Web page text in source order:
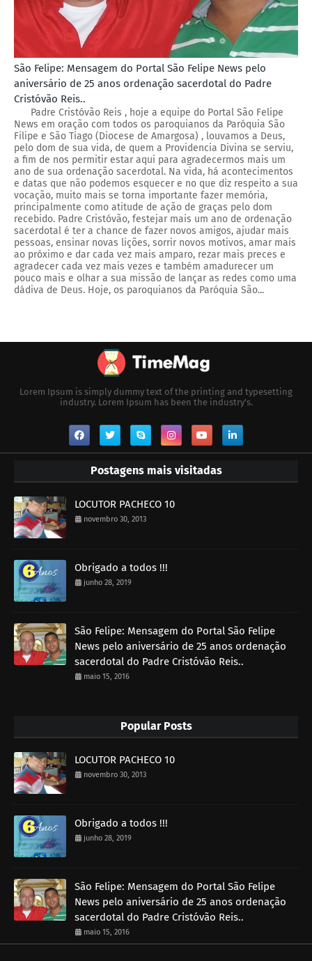
São Felipe: Mensagem do Portal São Felipe News pelo
aniversário de 25 anos ordenação sacerdotal do Padre
Cristóvão Reis..
Padre Cristóvão Reis , hoje a equipe do Portal São Felipe
News em oração com todos os paroquianos da Paróquia São
Filipe e São Tiago (Diocese de Amargosa) , louvamos a Deus,
pelo dom de sua vida, de quem a Providencia Divina se serviu,
a fim de nos permitir estar aqui para agradecermos mais um
ano de sua ordenação sacerdotal. Na vida, há acontecimentos
e datas que não podemos esquecer e no que diz respeito a sua
vocação, muito mais se torna importante fazer memória,
principalmente como atitude de ação de graças pelo dom
recebido. Padre Cristóvão, festejar mais um ano de ordenação
sacerdotal é ter a chance de fazer novos amigos, ajudar mais
pessoas, ensinar novas lições, sorrir novos motivos, amar mais
ao próximo e dar cada vez mais amparo, rezar mais preces e
agradecer cada vez mais vezes e também amadurecer um
pouco mais e olhar a sua missão de lançar as redes como uma
dádiva de Deus. Hoje, os paroquianos da Paróquia São...
Lorem Ipsum is simply dummy text of the printing and typesetting
industry. Lorem Ipsum has been the industry's.
Postagens mais visitadas
LOCUTOR PACHECO 10
novembro 30, 2013
Obrigado a todos !!!
junho 28, 2019
São Felipe: Mensagem do Portal São Felipe
News pelo aniversário de 25 anos ordenação
sacerdotal do Padre Cristóvão Reis..
maio 15, 2016
Popular Posts
LOCUTOR PACHECO 10
novembro 30, 2013
Obrigado a todos !!!
junho 28, 2019
São Felipe: Mensagem do Portal São Felipe
News pelo aniversário de 25 anos ordenação
sacerdotal do Padre Cristóvão Reis..
maio 15, 2016